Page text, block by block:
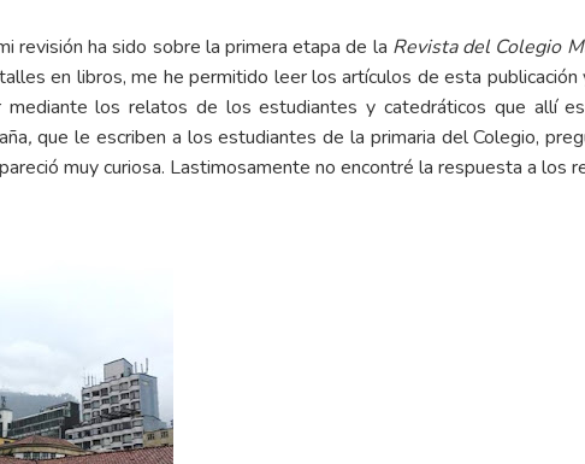
revisión ha sido sobre la primera etapa de la Revista del Colegio
en libros, me he permitido leer los artículos de esta
mediante los relatos de los estudiantes y catedráticos que allí
,que le escriben a los estudiantes de la primaria del Colegio,
muy curiosa. Lastimosamente no encontré la respuesta a los